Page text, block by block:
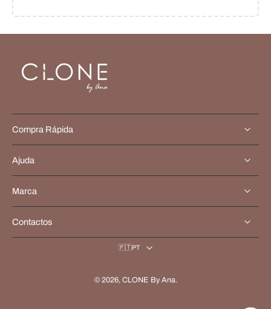
Compra Rápida
Ajuda
Marca
Contactos
🇵🇹PT
© 2026, CLONE By Ana.